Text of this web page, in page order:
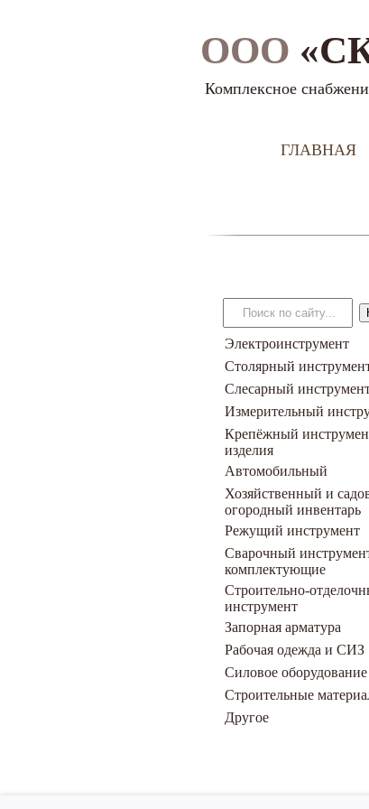
ООО
Комплексное
ГЛАВНАЯ
Электроинструмент
Столярный
Слесарный
Измерительный
Крепёжный
изделия
Автомобильный
Хозяйственный и
огородный инвентарь
Режущий инструмент
Сварочный
комплектующие
Строительно-
инструмент
Запорная арматура
Рабочая одежда и СИЗ
Силовое оборудование
Строительные
Другое